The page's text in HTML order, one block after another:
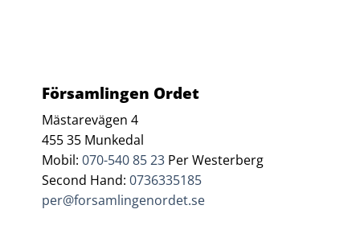
Församlingen Ordet
Mästarevägen 4
455 35 Munkedal
Mobil:070-540 85 23 Per Westerberg
Second Hand:0736335185
per@forsamlingenordet.se